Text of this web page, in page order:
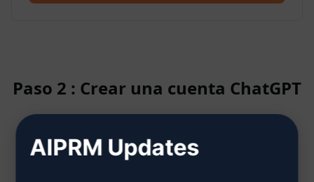
Paso 2 : Crear una cuenta ChatGPT
Haga clic aquí para saber cómo
crear una cuenta ChatGPT
AIPRM Updates